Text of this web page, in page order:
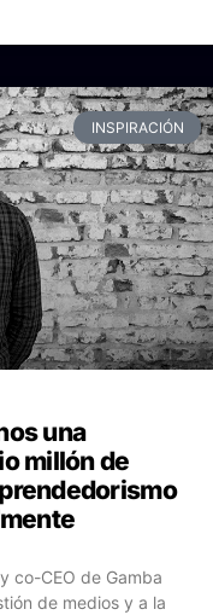
INSPIRACIÓN
una
millón de
co-CEO de Gamba
de medios y a la